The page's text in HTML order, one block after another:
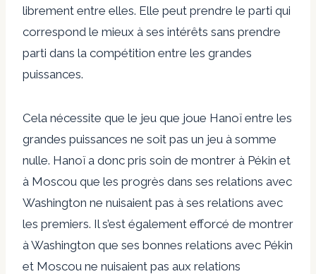
librement entre elles. Elle peut prendre le parti qui
correspond le mieux à ses intérêts sans prendre
parti dans la compétition entre les grandes
puissances.
Cela nécessite que le jeu que joue Hanoï entre les
grandes puissances ne soit pas un jeu à somme
nulle. Hanoï a donc pris soin de montrer à Pékin et
à Moscou que les progrès dans ses relations avec
Washington ne nuisaient pas à ses relations avec
les premiers. Il s’est également efforcé de montrer
à Washington que ses bonnes relations avec Pékin
et Moscou ne nuisaient pas aux relations